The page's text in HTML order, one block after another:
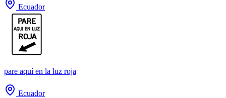
Ecuador
pare aquí en la luz roja
Ecuador